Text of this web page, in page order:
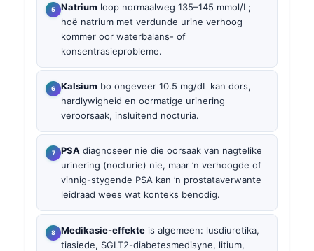
Natrium loop normaalweg 135–145 mmol/L;
hoë natrium met verdunde urine verhoog
kommer oor waterbalans- of
konsentrasieprobleme.
Kalsium bo ongeveer 10.5 mg/dL kan dors,
hardlywigheid en oormatige urinering
veroorsaak, insluitend nocturia.
PSA diagnoseer nie die oorsaak van nagtelike
urinering (nocturie) nie, maar ’n verhoogde of
vinnig-stygende PSA kan ’n prostataverwante
leidraad wees wat konteks benodig.
Medikasie-effekte is algemeen: lusdiuretika,
tiasiede, SGLT2-diabetesmedisyne, litium,